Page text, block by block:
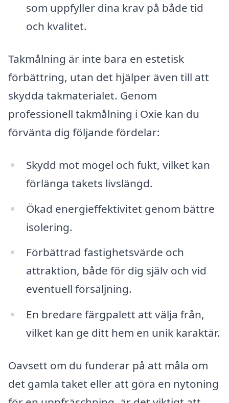
som uppfyller dina krav på både tid
och kvalitet.
Takmålning är inte bara en estetisk
förbättring, utan det hjälper även till att
skydda takmaterialet. Genom
professionell takmålning i Oxie kan du
förvänta dig följande fördelar:
Skydd mot mögel och fukt, vilket kan
förlänga takets livslängd.
Ökad energieffektivitet genom bättre
isolering.
Förbättrad fastighetsvärde och
attraktion, både för dig själv och vid
eventuell försäljning.
En bredare färgpalett att välja från,
vilket kan ge ditt hem en unik karaktär.
Oavsett om du funderar på att måla om
det gamla taket eller att göra en nytoning